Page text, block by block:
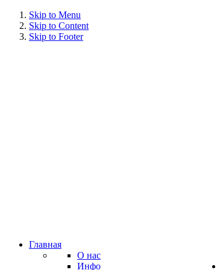
Skip to Menu
Skip to Content
Skip to Footer
Главная
О нас
Инфо